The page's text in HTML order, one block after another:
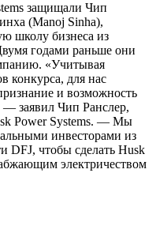
защищали Чип
(Manoj Sinha),
школу бизнеса из
годами раньше они
«Учитывая
конкурса, для нас
и возможность
— заявил Чип Ранслер,
Power Systems. — Мы
инвесторами из
DFJ, чтобы сделать Husk
электричеством